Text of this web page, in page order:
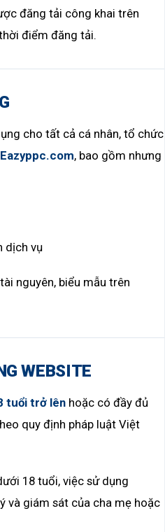
đăng tải công khai trên
điểm đăng tải.
cho tất cả cá nhân, tổ chức
Eazyppc.com, bao gồm nhưng
dịch vụ
nguyên, biểu mẫu trên
WEBSITE
tuổi trở lênhoặc có đầy đủ
quy định pháp luật Việt
18 tuổi, việc sử dụng
và giám sát của cha mẹ hoặc